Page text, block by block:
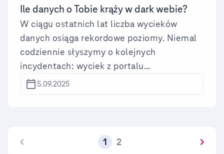
telefon lub komunikator głosowy wydaje
polecenie przekazania środków
finansowych.
Ile danych o Tobie krąży w dark webie?
W ciągu ostatnich lat liczba wycieków
danych osiąga rekordowe poziomy. Niemal
codziennie słyszymy o kolejnych
incydentach: wyciek z portalu
społecznościowego, z aplikacji zdrowotnej, z
5.09.2025
1 2